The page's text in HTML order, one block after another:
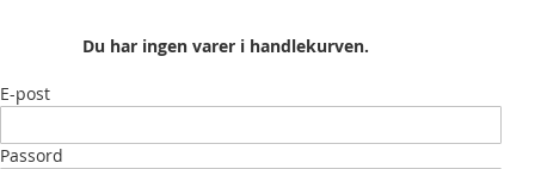
Du har ingen varer i handlekurven.
E-post
Passord